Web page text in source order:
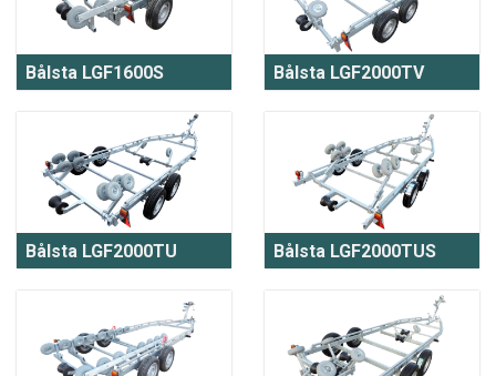
Bålsta LGF1600S Bålsta LGF2000TV
Bålsta LGF2000TU Bålsta LGF2000TUS